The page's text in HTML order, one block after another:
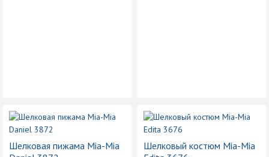
Шелковая пижама Mia-Mia
Шелковый костюм Mia-Mia